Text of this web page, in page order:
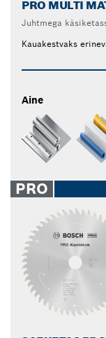
PRO MULTI
Juhtmega
Kauakestvaks
Aine
PRO